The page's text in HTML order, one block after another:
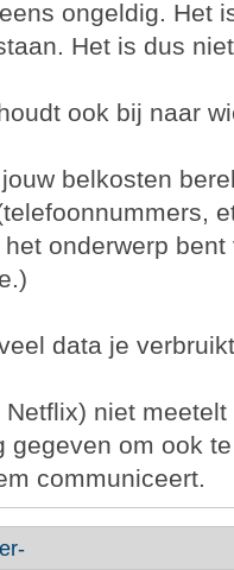
ongeldig. Het
Het is dus
ook bij naar
belkosten
onderwerp
data je
niet
gegeven om ook
communiceert.